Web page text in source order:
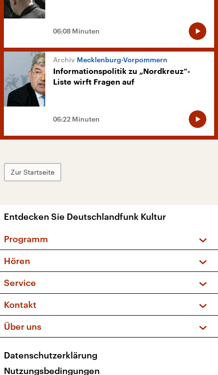
06:08 Minuten
Mecklenburg-Vorpommern
Informationspolitik zu „Nordkreuz“-
Liste wirft Fragen auf
06:22 Minuten
Zur Startseite
Entdecken Sie Deutschlandfunk Kultur
Programm
Sendungen und Podcasts
Musikliste
Kakadu – Das Kinderprogramm
Hören
Frequenzen (UKW + DAB+)
Service
FAQ
Apps
Newsletter
Veranstaltungen
Kontakt
Social Media
Über uns
Presse
Datenschutzerklärung
Nutzungsbedingungen